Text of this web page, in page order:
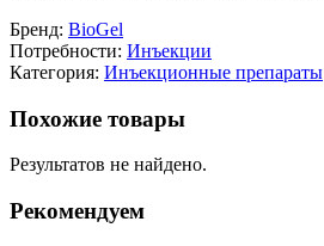
Бренд: BioGel
Потребности: Инъекции
Категория: Инъекционные препараты
Похожие товары
Результатов не найдено.
Рекомендуем